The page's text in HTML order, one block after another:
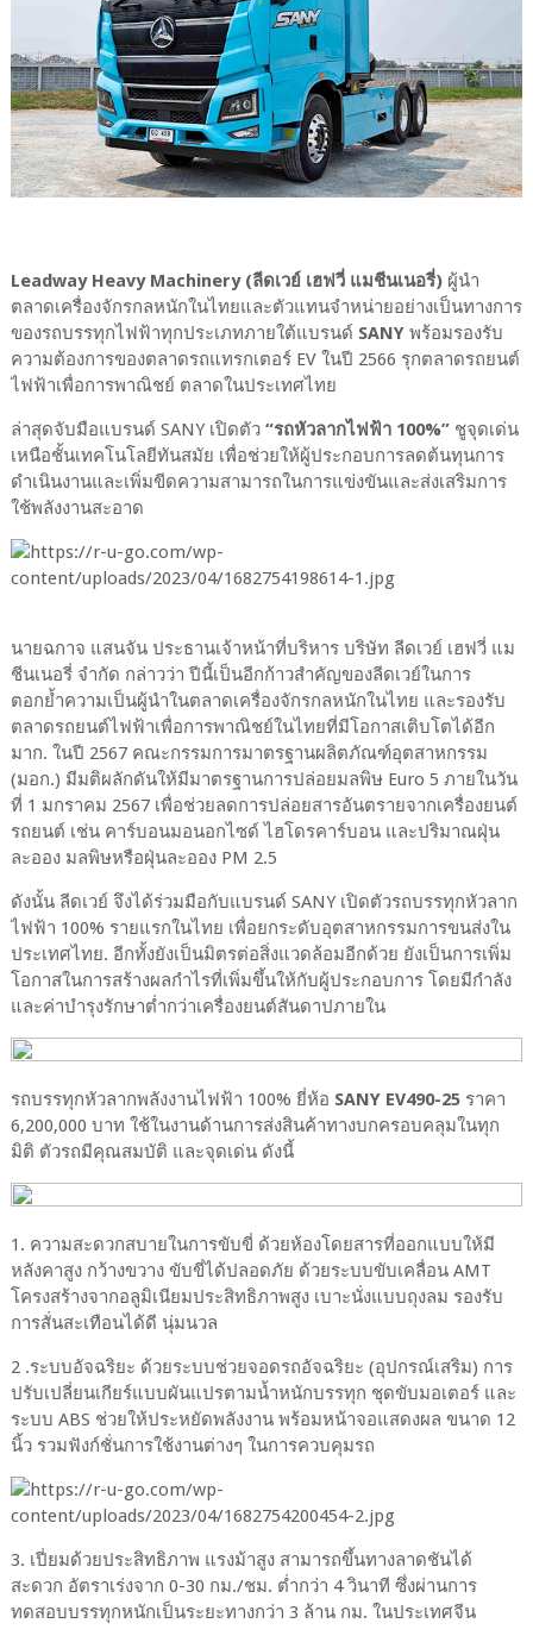
Leadway Heavy Machinery (ลีดเวย์ เฮฟวี่ แมชีนเนอรี่)ผู้นำ
ตลาดเครื่องจักรกลหนักในไทยและตัวแทนจำหน่ายอย่างเป็นทางการ
ของรถบรรทุกไฟฟ้าทุกประเภทภายใต้แบรนด์ SANYพร้อมรองรับ
ความต้องการของตลาดรถแทรกเตอร์ EV ในปี 2566 รุกตลาดรถยนต์
ไฟฟ้าเพื่อการพาณิชย์ ตลาดในประเทศไทย
ล่าสุดจับมือแบรนด์ SANY เปิดตัว “รถหัวลากไฟฟ้า 100%”ชูจุดเด่น
เหนือชั้นเทคโนโลยีทันสมัย เพื่อช่วยให้ผู้ประกอบการลดต้นทุนการ
ดำเนินงานและเพิ่มขีดความสามารถในการแข่งขันและส่งเสริมการ
ใช้พลังงานสะอาด
นายฉกาจ แสนจัน ประธานเจ้าหน้าที่บริหาร บริษัท ลีดเวย์ เฮฟวี่ แม
ชีนเนอรี่ จำกัด กล่าวว่า ปีนี้เป็นอีกก้าวสำคัญของลีดเวย์ในการ
ตอกย้ำความเป็นผู้นำในตลาดเครื่องจักรกลหนักในไทย และรองรับ
ตลาดรถยนต์ไฟฟ้าเพื่อการพาณิชย์ในไทยที่มีโอกาสเติบโตได้อีก
มาก. ในปี 2567 คณะกรรมการมาตรฐานผลิตภัณฑ์อุตสาหกรรม
(มอก.) มีมติผลักดันให้มีมาตรฐานการปล่อยมลพิษ Euro 5 ภายในวัน
ที่ 1 มกราคม 2567 เพื่อช่วยลดการปล่อยสารอันตรายจากเครื่องยนต์
รถยนต์ เช่น คาร์บอนมอนอกไซด์ ไฮโดรคาร์บอน และปริมาณฝุ่น
ละออง มลพิษหรือฝุ่นละออง PM 2.5
ดังนั้น ลีดเวย์ จึงได้ร่วมมือกับแบรนด์ SANY เปิดตัวรถบรรทุกหัวลาก
ไฟฟ้า 100% รายแรกในไทย เพื่อยกระดับอุตสาหกรรมการขนส่งใน
ประเทศไทย. อีกทั้งยังเป็นมิตรต่อสิ่งแวดล้อมอีกด้วย ยังเป็นการเพิ่ม
โอกาสในการสร้างผลกำไรที่เพิ่มขึ้นให้กับผู้ประกอบการ โดยมีกำลัง
และค่าบำรุงรักษาต่ำกว่าเครื่องยนต์สันดาปภายใน
รถบรรทุกหัวลากพลังงานไฟฟ้า 100% ยี่ห้อ SANY EV490-25ราคา
6,200,000 บาท ใช้ในงานด้านการส่งสินค้าทางบกครอบคลุมในทุก
มิติ ตัวรถมีคุณสมบัติ และจุดเด่น ดังนี้
1. ความสะดวกสบายในการขับขี่ ด้วยห้องโดยสารที่ออกแบบให้มี
หลังคาสูง กว้างขวาง ขับขี่ได้ปลอดภัย ด้วยระบบขับเคลื่อน AMT
โครงสร้างจากอลูมิเนียมประสิทธิภาพสูง เบาะนั่งแบบถุงลม รองรับ
การสั่นสะเทือนได้ดี นุ่มนวล
2 .ระบบอัจฉริยะ ด้วยระบบช่วยจอดรถอัจฉริยะ (อุปกรณ์เสริม) การ
ปรับเปลี่ยนเกียร์แบบผันแปรตามน้ำหนักบรรทุก ชุดขับมอเตอร์ และ
ระบบ ABS ช่วยให้ประหยัดพลังงาน พร้อมหน้าจอแสดงผล ขนาด 12
นิ้ว รวมฟังก์ชั่นการใช้งานต่างๆ ในการควบคุมรถ
3. เปี่ยมด้วยประสิทธิภาพ แรงม้าสูง สามารถขึ้นทางลาดชันได้
สะดวก อัตราเร่งจาก 0-30 กม./ชม. ต่ำกว่า 4 วินาที ซึ่งผ่านการ
ทดสอบบรรทุกหนักเป็นระยะทางกว่า 3 ล้าน กม. ในประเทศจีน